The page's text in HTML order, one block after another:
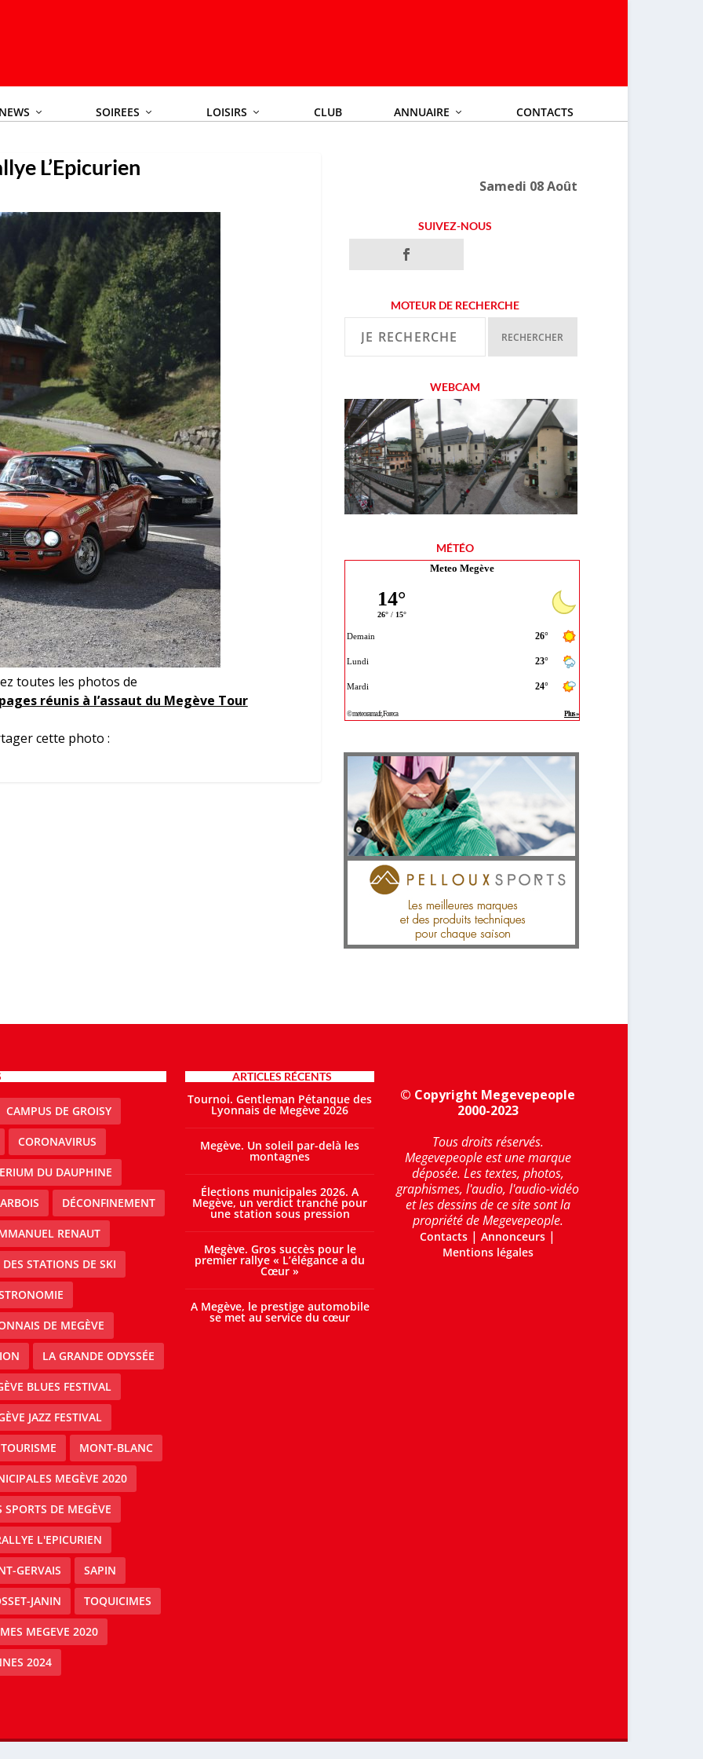
SOIREES LOISIRS CLUB ANNUAIRE CONTACTS
L’Epicurien
toutes les photos de
réunis à l’assaut du Megève Tour
cette photo :
Samedi 08 Août
SUIVEZ-NOUS
MOTEUR DE RECHERCHE
WEBCAM
MÉTÉO
Meteo Megève
CAMPUS DE GROISY
CORONAVIRUS
DU DAUPHINE
DÉCONFINEMENT
RENAUT
STATIONS DE SKI
DE MEGÈVE
LA GRANDE ODYSSÉE
BLUES FESTIVAL
JAZZ FESTIVAL
MONT-BLANC
MEGÈVE 2020
SPORTS DE MEGÈVE
L'EPICURIEN
GERVAIS SAPIN
JANIN TOQUICIMES
MEGEVE 2020
2024
ARTICLES RÉCENTS
Tournoi. Gentleman Pétanque des
Lyonnais de Megève 2026
Megève. Un soleil par-delà les
montagnes
Élections municipales 2026. A
Megève, un verdict tranché pour
une station sous pression
Megève. Gros succès pour le
premier rallye « L’élégance a du
Cœur »
A Megève, le prestige automobile
se met au service du cœur
© Copyright Megevepeople
2000-2023
Tous droits réservés.
Megevepeople est une marque
déposée. Les textes, photos,
graphismes, l'audio, l'audio-vidéo
et les dessins de ce site sont la
propriété de Megevepeople.
Contacts |Annonceurs |
Mentions légales